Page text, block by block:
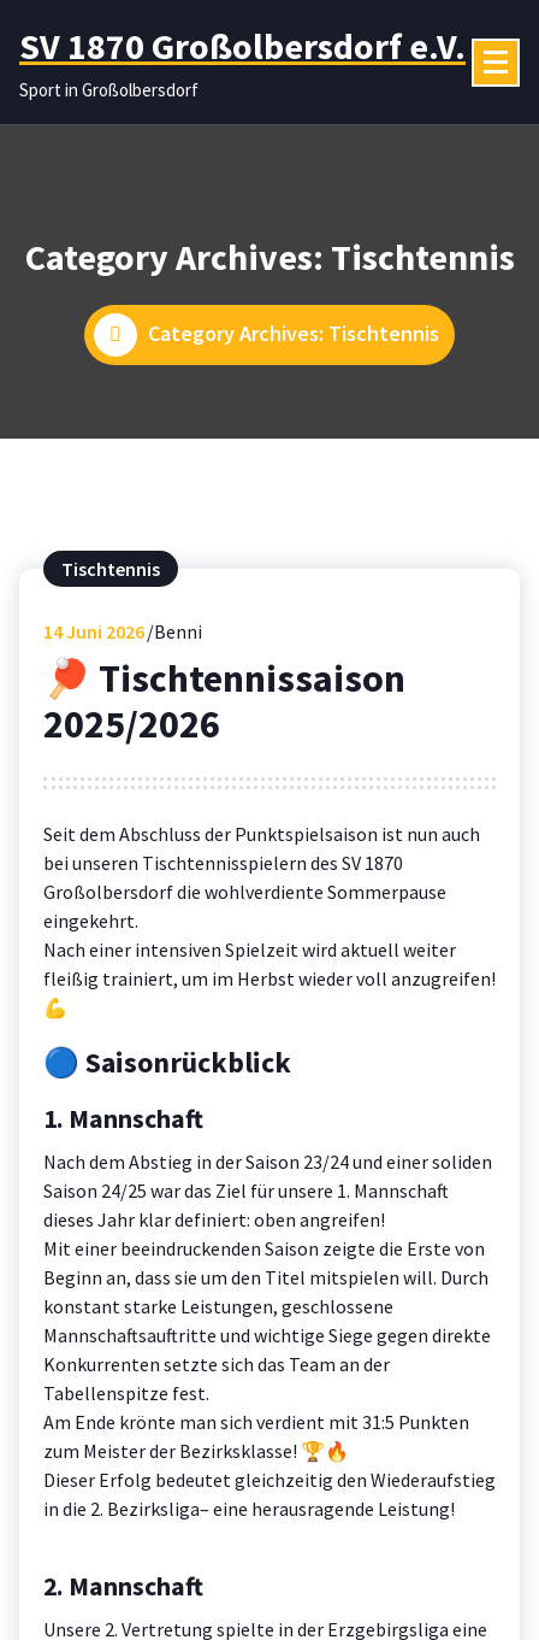
Inhalt
springen
SV 1870 Großolbersdorf e.V.
Sport in Großolbersdorf
Category Archives: Tischtennis
Category Archives: Tischtennis
Tischtennis
14Juni 2026 Benni
🏓 Tischtennissaison
2025/2026
Seit dem Abschluss der Punktspielsaison ist nun auch
bei unseren Tischtennisspielern des SV 1870
Großolbersdorf die wohlverdiente Sommerpause
eingekehrt.
Nach einer intensiven Spielzeit wird aktuell weiter
fleißig trainiert, um im Herbst wieder voll anzugreifen!
💪
🔵 Saisonrückblick
1. Mannschaft
Nach dem Abstieg in der Saison 23/24 und einer soliden
Saison 24/25 war das Ziel für unsere 1. Mannschaft
dieses Jahr klar definiert: oben angreifen!
Mit einer beeindruckenden Saison zeigte die Erste von
Beginn an, dass sie um den Titel mitspielen will. Durch
konstant starke Leistungen, geschlossene
Mannschaftsauftritte und wichtige Siege gegen direkte
Konkurrenten setzte sich das Team an der
Tabellenspitze fest.
Am Ende krönte man sich verdient mit 31:5 Punkten
zum Meister der Bezirksklasse! 🏆🔥
Dieser Erfolg bedeutet gleichzeitig den Wiederaufstieg
in die 2. Bezirksliga– eine herausragende Leistung!
2. Mannschaft
Unsere 2. Vertretung spielte in der Erzgebirgsliga eine